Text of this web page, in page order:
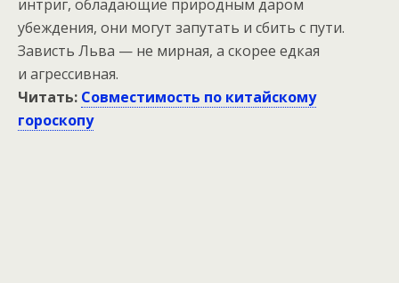
интриг, обладающие природным даром
убеждения, они могут запутать и сбить с пути.
Зависть Льва — не мирная, а скорее едкая
и агрессивная.
Читать: Совместимость по китайскому
гороскопу